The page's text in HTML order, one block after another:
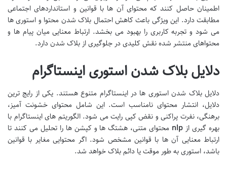
اطمینان حاصل کنند که محتوای آن ها با قوانین و استانداردهای اجتماعی
مطابقت دارد. این ویژگی باعث کاهش احتمال بلاک شدن محتوا و استوری ها
می شود و تجربه کاربری را بهبود می بخشد. ارتباط معنایی میان پیام ها و
محتواهای منتشر شده نقش کلیدی در جلوگیری از بلاک شدن دارد.
دلایل بلاک شدن استوری اینستاگرام
دلایل بلاک شدن استوری ها در اینستاگرام متنوع هستند. یکی از رایج ترین
دلایل، انتشار محتوای نامناسب است. این شامل محتوای خشونت آمیز،
برهنگی، نفرت پراکنی و نقض کپی رایت می شود. الگوریتم های اینستاگرام با
بهره گیری از nlp محتوای متنی، هشتگ ها و کپشن ها را تحلیل می کنند تا
ارتباط معنایی آن ها با قوانین مشخص شود. اگر محتوایی مغایر با قوانین
باشد، استوری به طور موقت یا دائم بلاک خواهد شد.